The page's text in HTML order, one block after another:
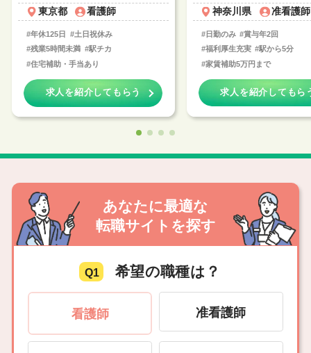
東京都 看護師
#年休125日
#土日祝休み
#残業5時間未満 #駅チカ
#住宅補助・手当あり
求人を紹介してもらう
神奈川県 准看護師
#日勤のみ #賞与年2回
#福利厚生充実 #駅から5分
#家賃補助5万円まで
求人を紹介してもら
あなたに最適な
転職サイトを探す
Q1 希望の職種は？
看護師 准看護師